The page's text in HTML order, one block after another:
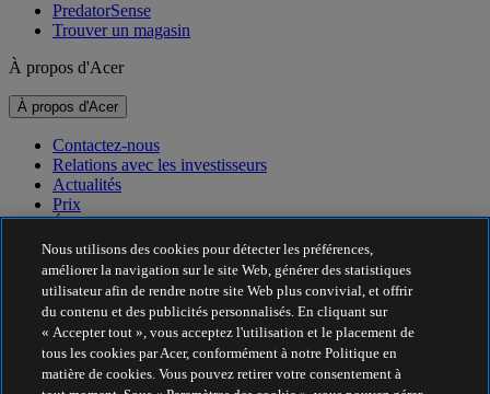
PredatorSense
Trouver un magasin
À propos d'Acer
À propos d'Acer
Contactez-nous
Relations avec les investisseurs
Actualités
Prix
Événements
Développement durable
Développement durable
Responsabilité sociale de l'entreprise
Empreinte carbone du produit
Project Humanity
Nous utilisons des cookies pour détecter les préférences,
améliorer la navigation sur le site Web, générer des statistiques
utilisateur afin de rendre notre site Web plus convivial, et offrir
du contenu et des publicités personnalisés. En cliquant sur
« Accepter tout », vous acceptez l'utilisation et le placement de
tous les cookies par Acer, conformément à notre Politique en
matière de cookies. Vous pouvez retirer votre consentement à